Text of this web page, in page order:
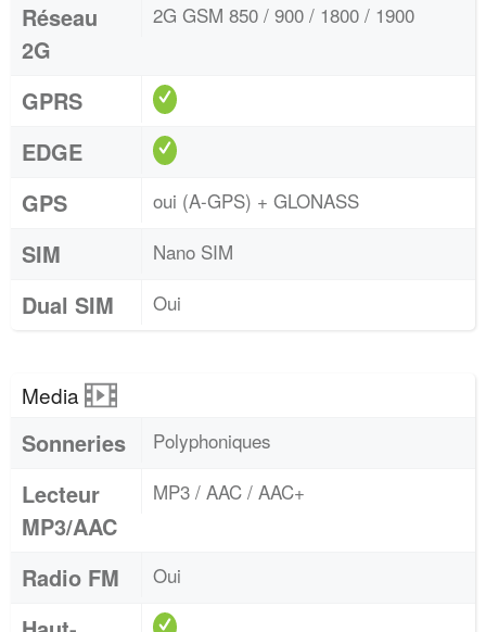
Réseau
2G
2G GSM 850 / 900 / 1800 / 1900
GPRS
EDGE
GPS
oui (A-GPS) + GLONASS
SIM Nano SIM
Dual SIM Oui
Media
Sonneries Polyphoniques
Lecteur
MP3/AAC
MP3 / AAC / AAC+
Radio FM Oui